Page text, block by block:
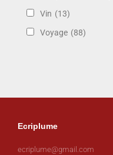
Vin (13)
Voyage (88)
Ecriplume
ecriplume@gmail.com